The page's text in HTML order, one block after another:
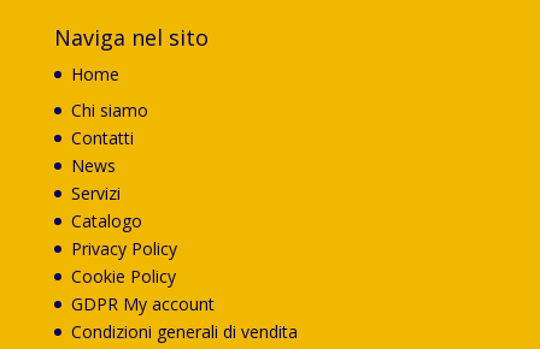
Naviga nel sito
Home
Chi siamo
Contatti
News
Servizi
Catalogo
Privacy Policy
Cookie Policy
GDPR My account
Condizioni generali di vendita